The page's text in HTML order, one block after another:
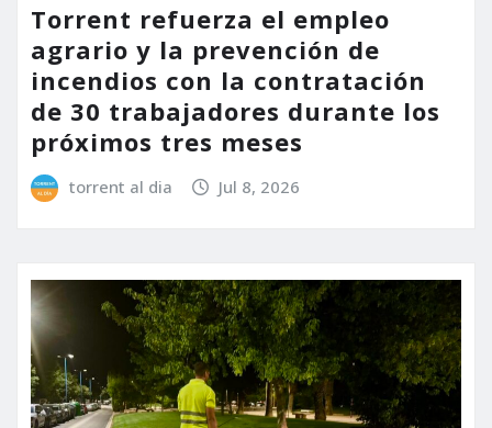
Torrent refuerza el empleo
agrario y la prevención de
incendios con la contratación
de 30 trabajadores durante los
próximos tres meses
torrent al dia Jul 8, 2026